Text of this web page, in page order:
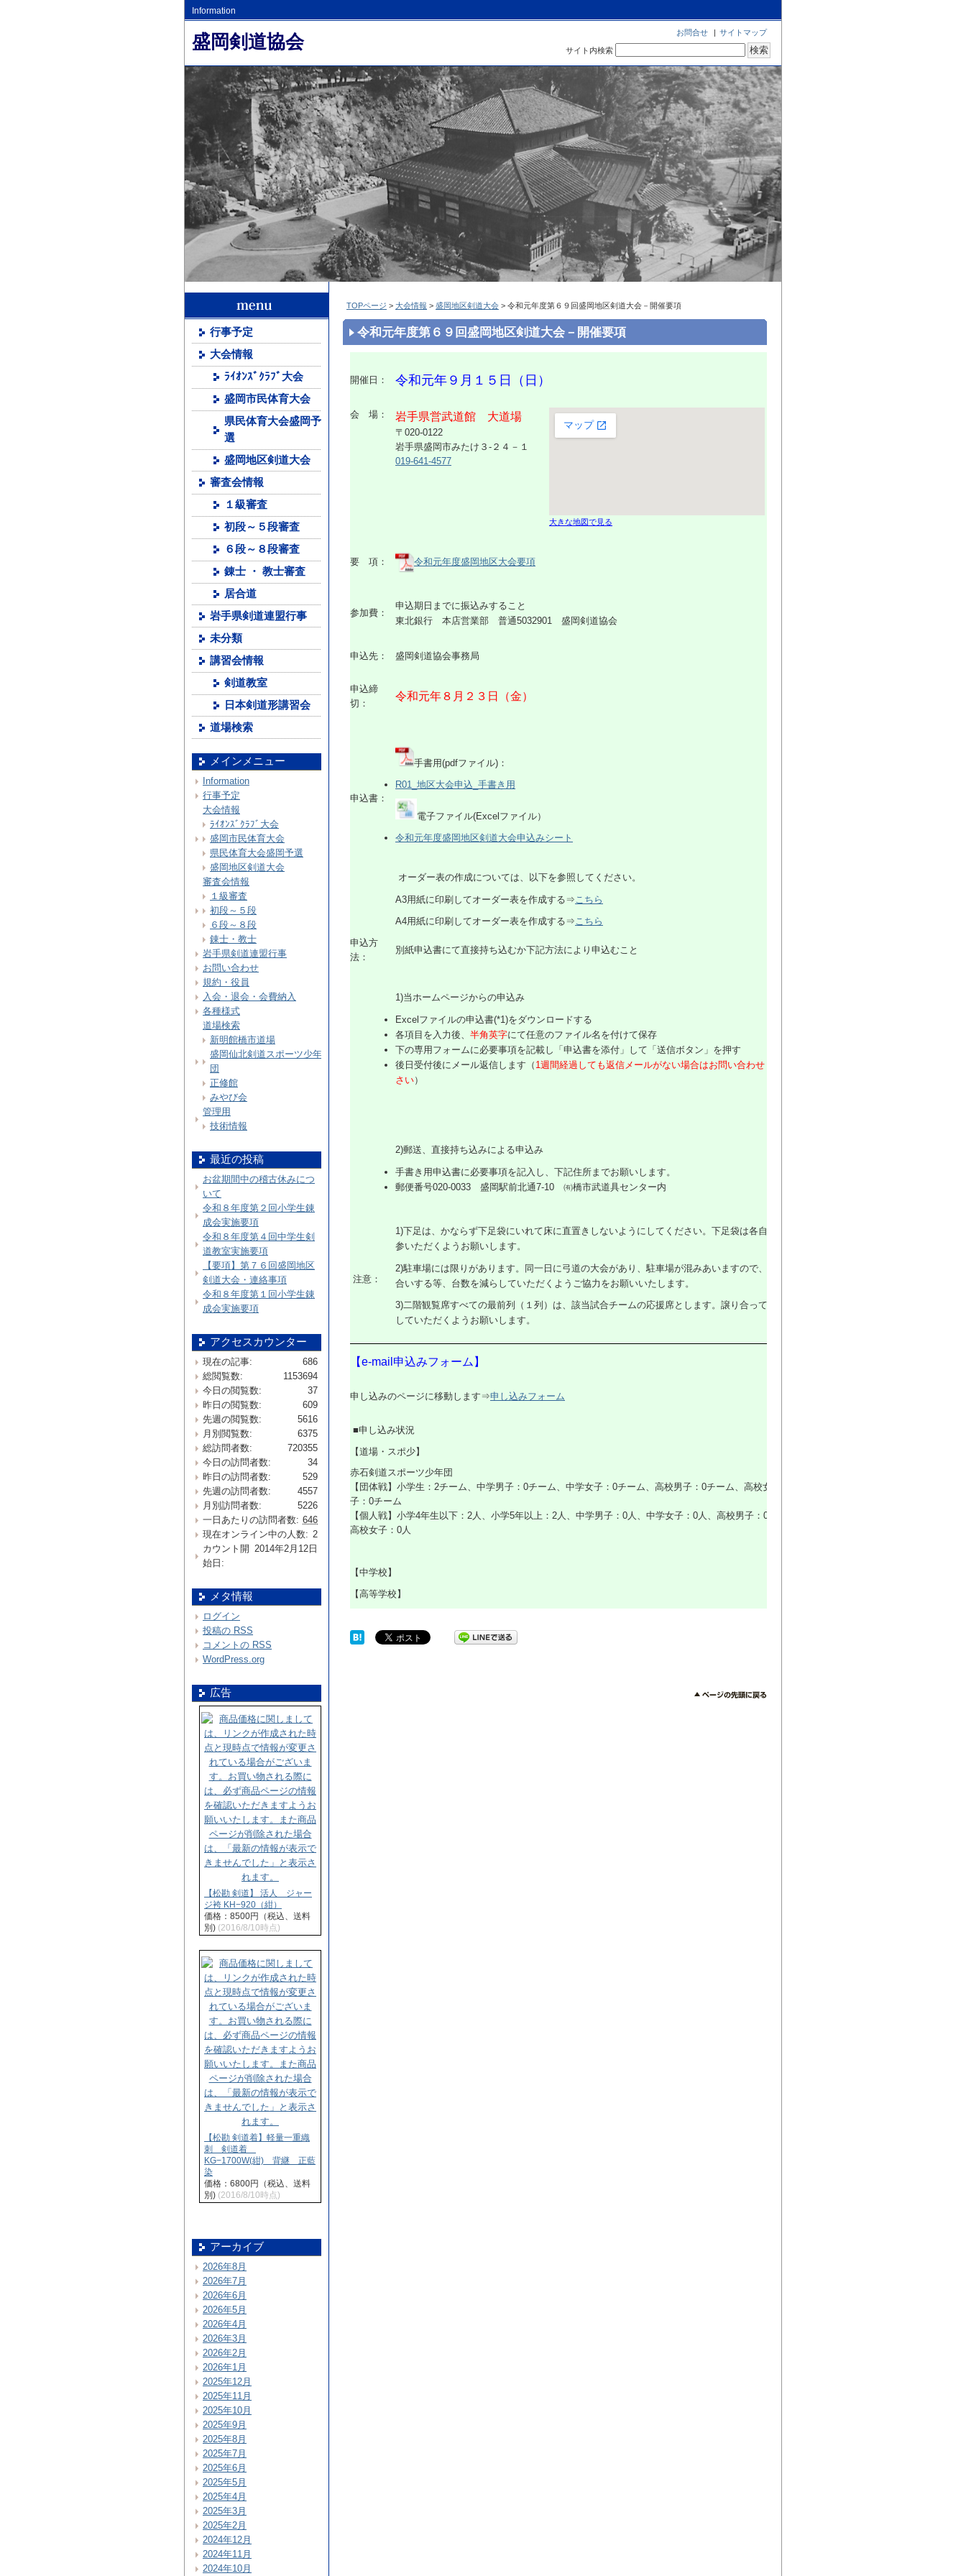
Information
盛岡剣道協会 お問合せ | サイトマップ
サイト内検索
TOPページ > 大会情報 > 盛岡地区剣道大会 > 令和元年度第６９回盛岡地区剣道大会－開催要項
令和元年度第６９回盛岡地区剣道大会－開催要項
開催日： 令和元年９月１５日（日）
会 場： 岩手県営武道館 大道場
〒020-0122
岩手県盛岡市みたけ３-２４－１
019-641-4577
大きな地図で見る
要 項： 令和元年度盛岡地区大会要項
参加費：
申込期日までに振込みすること
東北銀行 本店営業部 普通5032901 盛岡剣道協会
申込先： 盛岡剣道協会事務局
申込締
切：
令和元年８月２３日（金）
申込書：
手書用(pdfファイル)：
R01_地区大会申込_手書き用
電子ファイル(Excelファイル）
令和元年度盛岡地区剣道大会申込みシート
オーダー表の作成については、以下を参照してください。
A3用紙に印刷してオーダー表を作成する⇒ こちら
A4用紙に印刷してオーダー表を作成する⇒こちら
申込方
法：
別紙申込書にて直接持ち込むか下記方法により申込むこと
1)当ホームページからの申込み
Excelファイルの申込書(*1)をダウンロードする
各項目を入力後、 半角英字にて任意のファイル名を付けて保存
下の専用フォームに必要事項を記載し「申込書を添付」して「送信ボタン」を押す
後日受付後にメール返信します（ 1週間経過しても返信メールがない場合はお問い合わせくだ
さい）
2)郵送、直接持ち込みによる申込み
手書き用申込書に必要事項を記入し、下記住所までお願いします。
郵便番号020-0033 盛岡駅前北通7-10 ㈲橋市武道具センター内
注意：
1)下足は、かならず下足袋にいれて床に直置きしないようにしてください。下足袋は各自ご持
参いただくようお願いします。
2)駐車場には限りがあります。同一日に弓道の大会があり、駐車場が混みあいますので、乗り
合いする等、台数を減らしていただくようご協力をお願いいたします。
3)二階観覧席すべての最前列（１列）は、該当試合チームの応援席とします。譲り合って使用
していただくようお願いします。
【e-mail申込みフォーム】
申し込みのページに移動します⇒申し込みフォーム
■申し込み状況
【道場・スポ少】
赤石剣道スポーツ少年団
【団体戦】小学生：2チーム、中学男子：0チーム、中学女子：0チーム、高校男子：0チーム、高校女
子：0チーム
【個人戦】小学4年生以下：2人、小学5年以上：2人、中学男子 ：0人、中学女子：0人、高校男子：0人、
高校女子：0人
【中学校】
【高等学校】
行事予定
大会情報
ﾗｲｵﾝｽﾞｸﾗﾌﾞ大会
盛岡市民体育大会
県民体育大会盛岡予
選
盛岡地区剣道大会
審査会情報
１級審査
初段～５段審査
６段～８段審査
錬士 ・ 教士審査
居合道
岩手県剣道連盟行事
未分類
講習会情報
剣道教室
日本剣道形講習会
道場検索
メインメニュー
Information
行事予定
大会情報
ﾗｲｵﾝｽﾞｸﾗﾌﾞ大会
盛岡市民体育大会
県民体育大会盛岡予選
盛岡地区剣道大会
審査会情報
１級審査
初段～５段
６段～８段
錬士・教士
岩手県剣道連盟行事
お問い合わせ
規約・役員
入会・退会・会費納入
各種様式
道場検索
新明館橋市道場
盛岡仙北剣道スポーツ少年
団
正修館
みやび会
管理用
技術情報
最近の投稿
お盆期間中の稽古休みにつ
いて
令和８年度第２回小学生錬
成会実施要項
令和８年度第４回中学生剣
道教室実施要項
【要項】第７６回盛岡地区
剣道大会・連絡事項
令和８年度第１回小学生錬
成会実施要項
アクセスカウンター
686
現在の記事:
1153694
総閲覧数:
37
今日の閲覧数:
609
昨日の閲覧数:
5616
先週の閲覧数:
6375
月別閲覧数:
720355
総訪問者数:
34
今日の訪問者数:
529
昨日の訪問者数:
4557
先週の訪問者数:
5226
月別訪問者数:
646
一日あたりの訪問者数:
2
現在オンライン中の人数:
2014年2月12日
カウント開
始日:
メタ情報
ログイン
投稿の RSS
コメントの RSS
WordPress.org
広告
【松勘 剣道】 活人 ジャー
ジ袴 KH−920（紺）
価格：8500円（税込、送料
別) (2016/8/10時点)
【松勘 剣道着】軽量一重織
刺 剣道着
KG−1700W(紺) 背継 正藍
染
価格：6800円（税込、送料
別) (2016/8/10時点)
アーカイブ
2026年8月
2026年7月
2026年6月
2026年5月
2026年4月
2026年3月
2026年2月
2026年1月
2025年12月
2025年11月
2025年10月
2025年9月
2025年8月
2025年7月
2025年6月
2025年5月
2025年4月
2025年3月
2025年2月
2024年12月
2024年11月
2024年10月